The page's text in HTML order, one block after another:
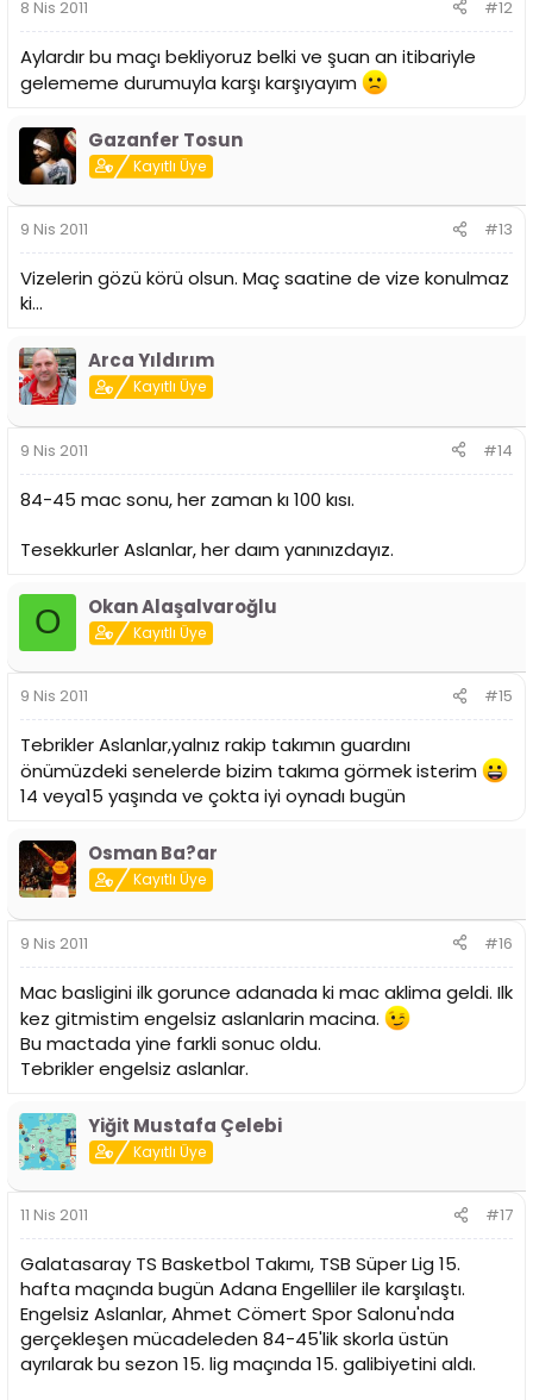
8 Nis 2011 #12
Aylardır bu maçı bekliyoruz belki ve şuan an itibariyle
gelememe durumuyla karşı karşıyayım
Gazanfer Tosun
Kayıtlı Üye
9 Nis 2011 #13
Vizelerin gözü körü olsun. Maç saatine de vize konulmaz
ki...
Arca Yıldırım
Kayıtlı Üye
9 Nis 2011 #14
84-45 mac sonu, her zaman kı 100 kısı.
Tesekkurler Aslanlar, her daım yanınızdayız.
O Okan Alaşalvaroğlu
Kayıtlı Üye
9 Nis 2011 #15
Tebrikler Aslanlar,yalnız rakip takımın guardını
önümüzdeki senelerde bizim takıma görmek isterim
14 veya15 yaşında ve çokta iyi oynadı bugün
Osman Ba?ar
Kayıtlı Üye
9 Nis 2011 #16
Mac basligini ilk gorunce adanada ki mac aklima geldi. Ilk
kez gitmistim engelsiz aslanlarin macina.
Bu mactada yine farkli sonuc oldu.
Tebrikler engelsiz aslanlar.
Yiğit Mustafa Çelebi
Kayıtlı Üye
11 Nis 2011 #17
Galatasaray TS Basketbol Takımı, TSB Süper Lig 15.
hafta maçında bugün Adana Engelliler ile karşılaştı.
Engelsiz Aslanlar, Ahmet Cömert Spor Salonu'nda
gerçekleşen mücadeleden 84-45'lik skorla üstün
ayrılarak bu sezon 15. lig maçında 15. galibiyetini aldı.